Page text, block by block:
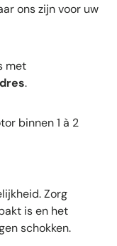
ons zijn voor uw
met
.
binnen 1 à 2
Zorg
is en het
schokken.